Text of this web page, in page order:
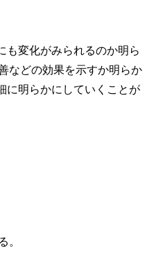
変化がみられるのか明ら
などの効果を示すか明らか
に明らかにしていくことが
。